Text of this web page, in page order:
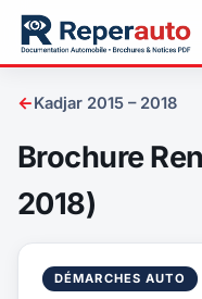
←Kadjar 2015 – 2018
Brochure
2018)
DÉMARCHES AUTO